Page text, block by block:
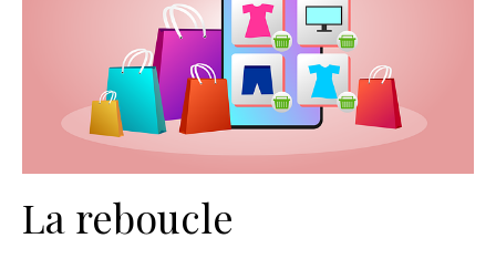
La reboucle